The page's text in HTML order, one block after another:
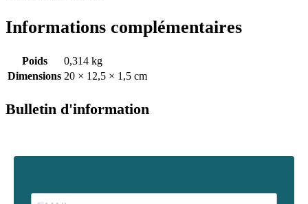
Informations complémentaires
Poids
0,314 kg
Dimensions 20 × 12,5 × 1,5 cm
Bulletin d'information